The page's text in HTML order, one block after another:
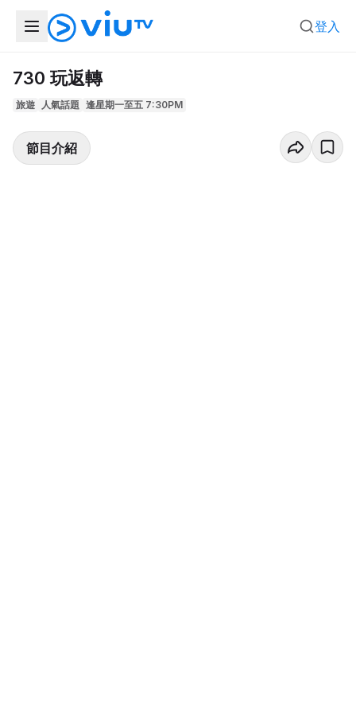
登入
730 玩返轉
旅遊 人氣話題 逢星期一至五 7:30PM
節目介紹